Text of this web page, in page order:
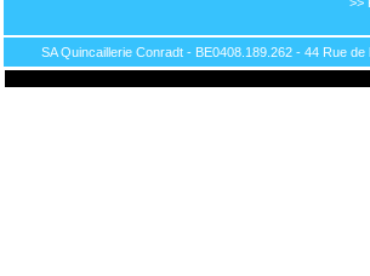
SA Quincaillerie Conradt - BE0408.189.262 - 44 Rue